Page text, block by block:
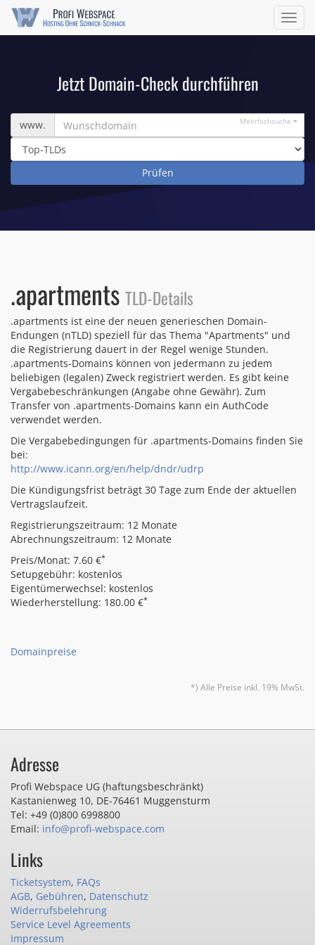
ein/
Jetzt Domain-Check durchführen
Wunschdomain
www. Mehrfachsuche
.apartments TLD-Details
.apartments ist eine der neuen generieschen Domain-
Endungen (nTLD) speziell für das Thema "Apartments" und
die Registrierung dauert in der Regel wenige Stunden.
.apartments-Domains können von jedermann zu jedem
beliebigen (legalen) Zweck registriert werden. Es gibt keine
Vergabebeschränkungen (Angabe ohne Gewähr). Zum
Transfer von .apartments-Domains kann ein AuthCode
verwendet werden.
Die Vergabebedingungen für .apartments-Domains finden Sie
bei:
http://www.icann.org/en/help/dndr/udrp
Die Kündigungsfrist beträgt 30 Tage zum Ende der aktuellen
Vertragslaufzeit.
Registrierungszeitraum: 12 Monate
Abrechnungszeitraum: 12 Monate
Preis/Monat: 7.60 €*
Setupgebühr: kostenlos
Eigentümerwechsel: kostenlos
Wiederherstellung: 180.00 €*
Domainpreise
*) Alle Preise inkl. 19% MwSt.
Adresse
Profi Webspace UG (haftungsbeschränkt)
Kastanienweg 10, DE-76461 Muggensturm
Tel: +49 (0)800 6998800
Email: info@profi-webspace.com
Links
Ticketsystem, FAQs
AGB, Gebühren, Datenschutz
Widerrufsbelehrung
Service Level Agreements
Impressum